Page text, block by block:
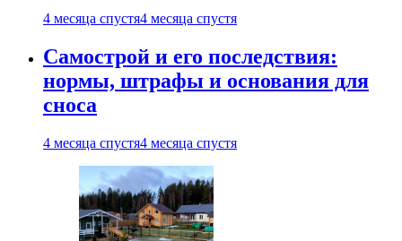
4 месяца спустя4 месяца спустя
Самострой и его последствия:
нормы, штрафы и основания для
сноса
4 месяца спустя4 месяца спустя